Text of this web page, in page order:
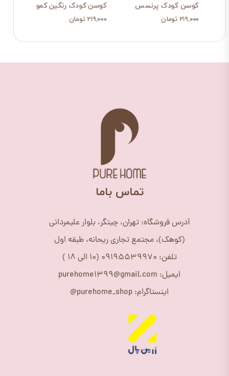
کوسن کودک رنگین کمون 2
۲۱۹,۰۰۰ تومان
کوسن کودک پرنسس
۲۱۹,۰۰۰ تومان
​تماس باما
آدرس فروشگاه: تهران، چیتگر، بلوار علیمردانی
(کوهک)، مجتمع تجاری ریحانه، طبقه اول
تلفن: 09195539970 (10 الی 18 )
ایمیل: purehome1399@gmail.com
اینستاگرام: purehome_shop@